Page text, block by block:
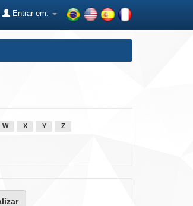
Entrar em:
W X Y Z